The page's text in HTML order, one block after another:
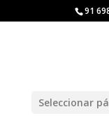
91
Seleccionar